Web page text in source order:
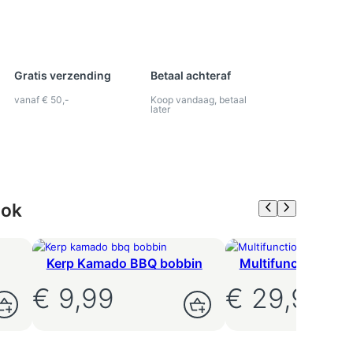
Gratis verzending
vanaf € 50,-
Betaal achteraf
Koop vandaag, betaal
later
Kerp Kamado BBQ bobbin
€ 9,99
Multifunctionele
€ 29,95
Toevoegen Aan